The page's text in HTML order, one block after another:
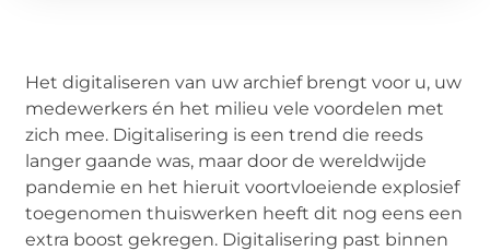
Het digitaliseren van uw archief brengt voor u, uw
medewerkers én het milieu vele voordelen met
zich mee. Digitalisering is een trend die reeds
langer gaande was, maar door de wereldwijde
pandemie en het hieruit voortvloeiende explosief
toegenomen thuiswerken heeft dit nog eens een
extra boost gekregen. Digitalisering past binnen